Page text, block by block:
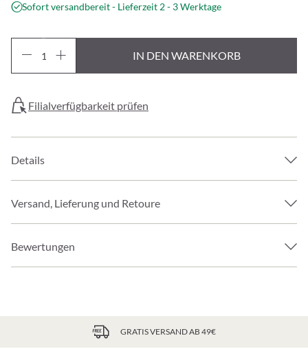
Sofort versandbereit - Lieferzeit 2 - 3 Werktage
IN DEN WARENKORB
Filialverfügbarkeit prüfen
Details
Versand, Lieferung und Retoure
Bewertungen
GRATIS VERSAND AB 49€